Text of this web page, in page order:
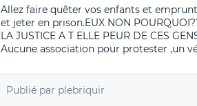
Allez faire quêter vos enfants et
et jeter en prison.EUX NON
LA JUSTICE A T ELLE PEUR DE CES
Aucune association pour protester ,un
Publié par plebriquir